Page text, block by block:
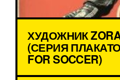
ХУДОЖНИК
(СЕРИЯ
FOR SOCCER)